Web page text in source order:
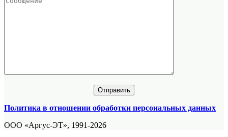
Политика в отношении обработки персональных данных
ООО «Аргус-ЭТ», 1991-2026